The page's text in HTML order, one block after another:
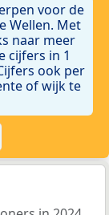
voor de
Wellen. Met
naar meer
cijfers in 1
ook per
of wijk te